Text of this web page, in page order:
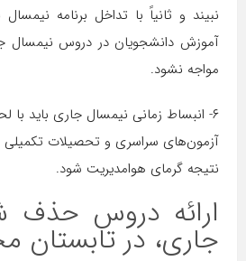
نبیند و ثانیاً با تداخل برنامه
آموزش دانشجویان در دروس نیمسال
مواجه نشود.
۶- انبساط زمانی نیمسال جاری باید با
آزمون‌های سراسری و تحصیلات تکمیلی
نتیجه گرمای هوامدیریت شود.
ارائه دروس حذف
جاری، در تابستان